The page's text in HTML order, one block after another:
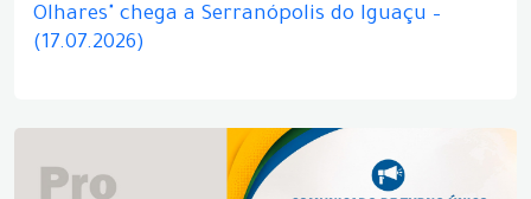
Olhares" chega a Serranópolis do Iguaçu –
(17.07.2026)